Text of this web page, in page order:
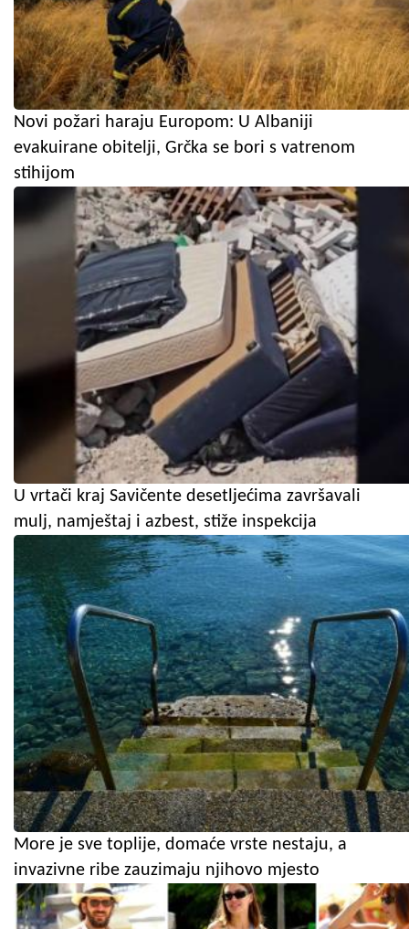
Novi požari haraju Europom: U Albaniji
evakuirane obitelji, Grčka se bori s vatrenom
stihijom
U vrtači kraj Savičente desetljećima završavali
mulj, namještaj i azbest, stiže inspekcija
More je sve toplije, domaće vrste nestaju, a
invazivne ribe zauzimaju njihovo mjesto